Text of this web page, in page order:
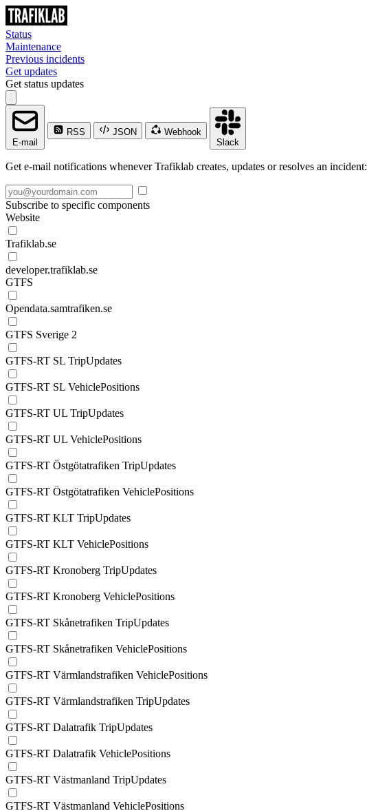
Status
Maintenance
Previous incidents
Get updates
Get status updates
E-mail
RSS JSON
Webhook
Slack
Get e-mail notifications whenever Trafiklab creates, updates or resolves an incident:
Subscribe to specific components
Website
Trafiklab.se
developer.trafiklab.se
GTFS
Opendata.samtrafiken.se
GTFS Sverige 2
GTFS-RT SL TripUpdates
GTFS-RT SL VehiclePositions
GTFS-RT UL TripUpdates
GTFS-RT UL VehiclePositions
GTFS-RT Östgötatrafiken TripUpdates
GTFS-RT Östgötatrafiken VehiclePositions
GTFS-RT KLT TripUpdates
GTFS-RT KLT VehiclePositions
GTFS-RT Kronoberg TripUpdates
GTFS-RT Kronoberg VehiclePositions
GTFS-RT Skånetrafiken TripUpdates
GTFS-RT Skånetrafiken VehiclePositions
GTFS-RT Värmlandstrafiken VehiclePositions
GTFS-RT Värmlandstrafiken TripUpdates
GTFS-RT Dalatrafik TripUpdates
GTFS-RT Dalatrafik VehiclePositions
GTFS-RT Västmanland TripUpdates
GTFS-RT Västmanland VehiclePositions